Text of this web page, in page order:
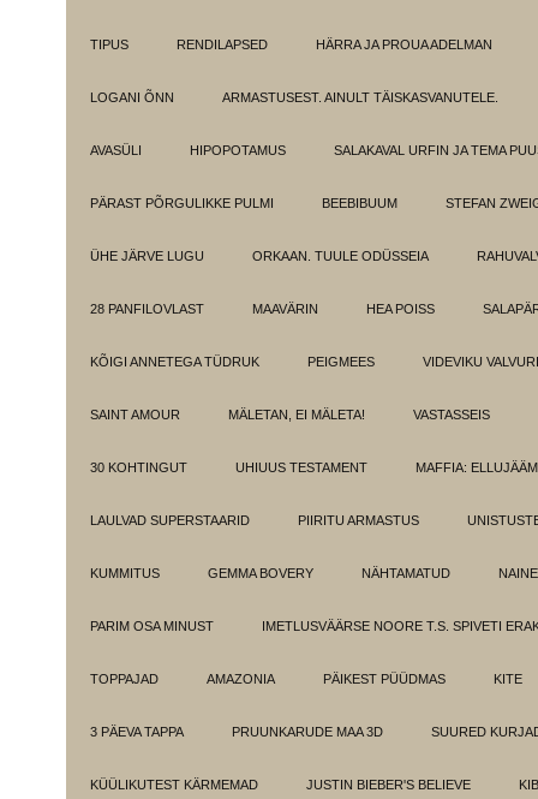
TIPUS RENDILAPSED HÄRRA JA PROUA ADELMAN
LOGANI ÕNN ARMASTUSEST. AINULT TÄISKASVANUTELE.
AVASÜLI HIPOPOTAMUS SALAKAVAL URFIN JA TEMA
PÄRAST PÕRGULIKKE PULMI BEEBIBUUM STEFAN
ÜHE JÄRVE LUGU ORKAAN. TUULE ODÜSSEIA
28 PANFILOVLAST MAAVÄRIN HEA POISS
KÕIGI ANNETEGA TÜDRUK PEIGMEES VIDEVIKU
SAINT AMOUR MÄLETAN, EI MÄLETA! VASTASSEIS
30 KOHTINGUT UHIUUS TESTAMENT MAFFIA:
LAULVAD SUPERSTAARID PIIRITU ARMASTUS
KUMMITUS GEMMA BOVERY NÄHTAMATUD
PARIM OSA MINUST IMETLUSVÄÄRSE NOORE T.S. SPIVETI
TOPPAJAD AMAZONIA PÄIKEST PÜÜDMAS KITE
3 PÄEVA TAPPA PRUUNKARUDE MAA 3D SUURED
KÜÜLIKUTEST KÄRMEMAD JUSTIN BIEBER'S BELIEVE